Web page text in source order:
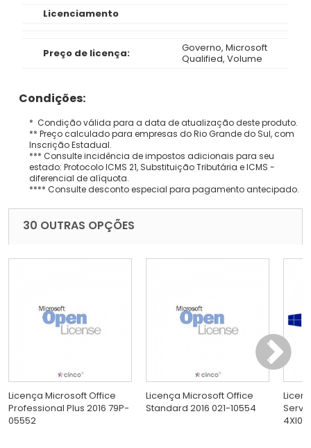
Licenciamento
Preço de licença:
Governo, Microsoft
Qualified, Volume
Condições:
* Condição válida para a data de atualização deste produto.
** Preço calculado para empresas do Rio Grande do Sul, com
Inscrição Estadual.
*** Consulte incidência de impostos adicionais para seu
estado: Protocolo ICMS 21, Substituição Tributária e ICMS -
diferencial de alíquota.
**** Consulte desconto especial para pagamento antecipado.
30 OUTRAS OPÇÕES
Licença Microsoft Office
Professional Plus 2016 79P-
05552
Licença Microsoft Office
Standard 2016 021-10554